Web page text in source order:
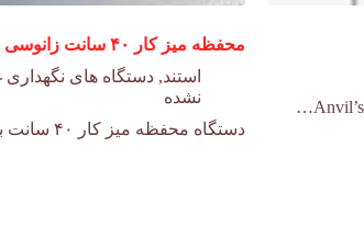
محفظه میز کار ۴۰ سانت زانوسی
استند, دستگاه های نگهداری
نشده
دستگاه محفظه میز کار ۴۰ سانت برای پر کردن فضای بین کابینت ها و به…